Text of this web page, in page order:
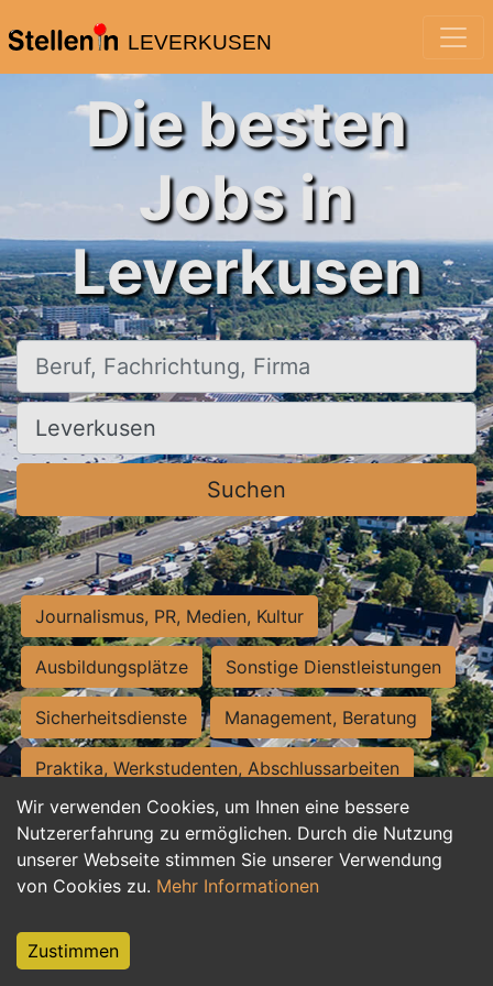
LEVERKUSEN
Wir verwenden Cookies, um Ihnen eine bessere
Nutzererfahrung zu ermöglichen. Durch die Nutzung
unserer Webseite stimmen Sie unserer Verwendung
von Cookies zu. Mehr Informationen
Zustimmen
Die besten
Jobs in
Leverkusen
Beruf, Fachrichtung, Firma
Ort, Stadt
Suchen
Journalismus, PR, Medien, Kultur
Ausbildungsplätze Sonstige Dienstleistungen
Sicherheitsdienste Management, Beratung
Praktika, Werkstudenten, Abschlussarbeiten
Personalwesen Assistenz, Sekretariat
Hilfskräfte, Aushilfs- und Nebenjobs
Weiterbildung, Studium, duale Ausbildung